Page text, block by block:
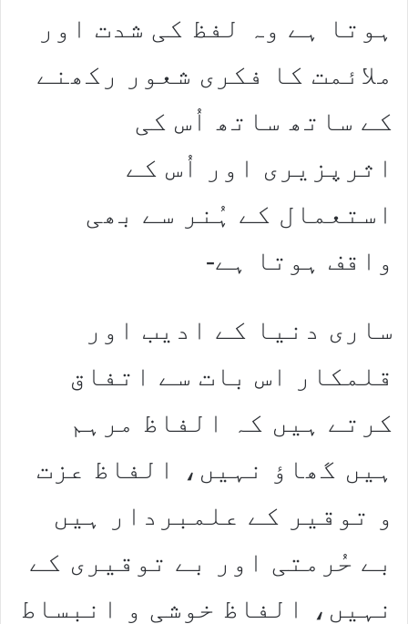
ہوتا ہے وہ لفظ کی شدت اور
ملائمت کا فکری شعور رکھنے
کے ساتھ ساتھ اُس کی
اثرپزیری اور اُس کے
استعمال کے ہُنر سے بھی
واقف ہوتا ہے-
ساری دنیا کے ادیب اور
قلمکار اس بات سے اتفاق
کرتے ہیں کہ الفاظ مرہم
ہیں گھاؤ نہیں، الفاظ عزت
و توقیر کے علمبردار ہیں
بے حُرمتی اور بے توقیری کے
نہیں، الفاظ خوشی و انبساط